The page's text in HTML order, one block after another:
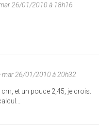
26/01/2010 à 18h16
mar 26/01/2010 à 20h32
et un pouce 2,45, je crois.